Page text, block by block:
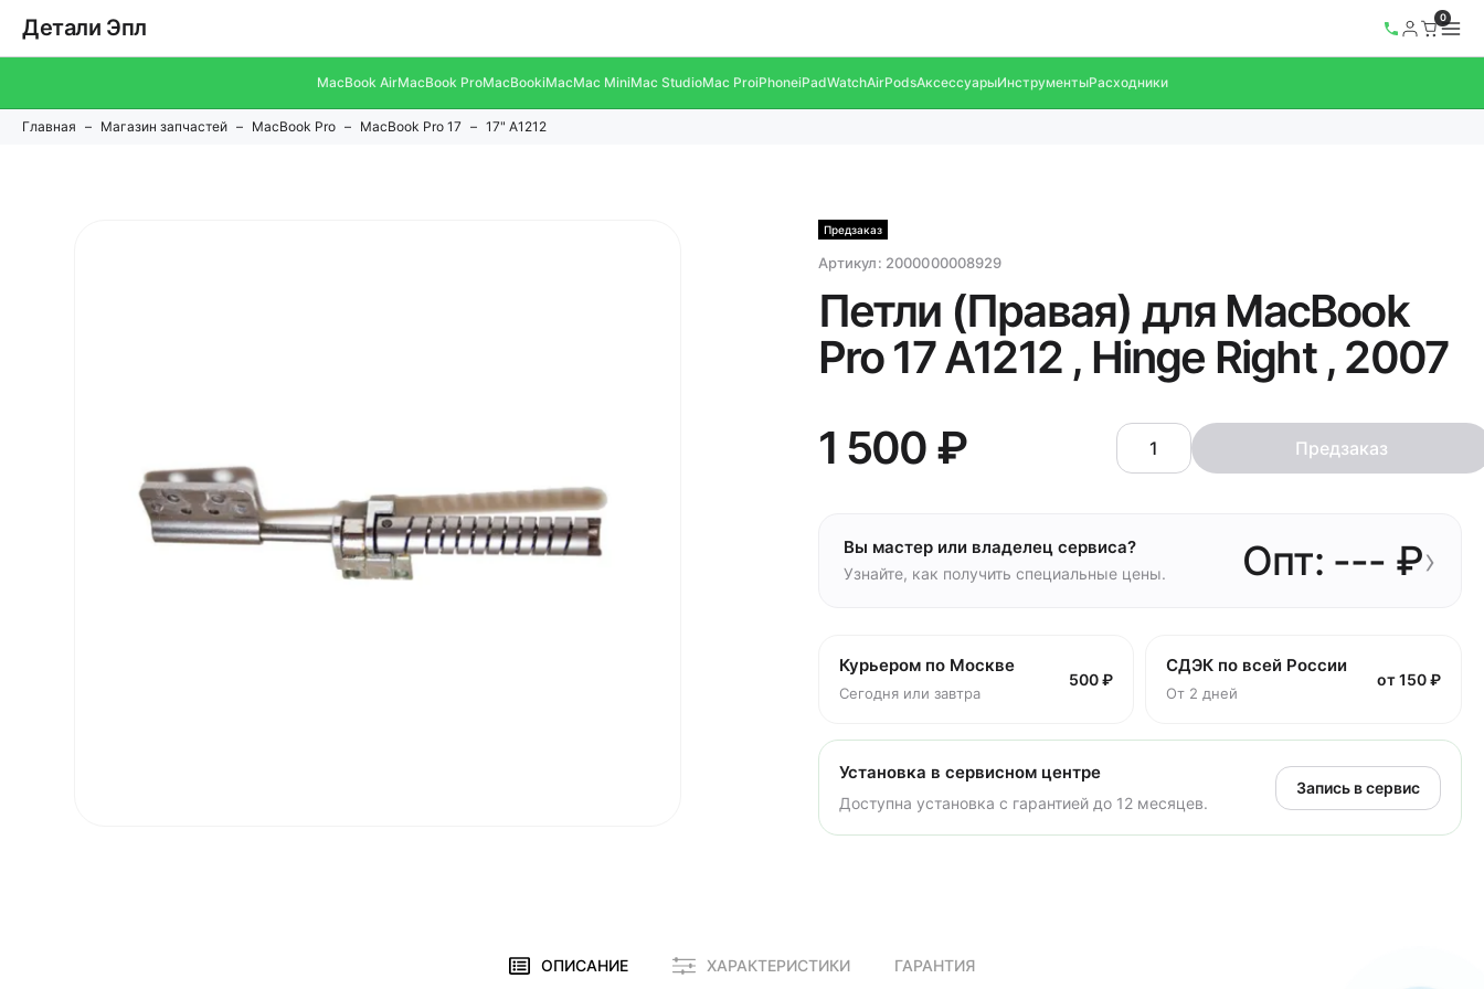
Детали Эпл 0
MacBook AirMacBook ProMacBookiMacMac MiniMac StudioMac ProiPhoneiPadWatchAirPodsАксессуарыИнструментыРасходники
Главная Магазин запчастей MacBook Pro MacBook Pro 17 17" A1212
Предзаказ
Артикул: 2000000008929
Петли (Правая) для MacBook
Pro 17 A1212 , Hinge Right , 2007
1 500 ₽
Предзаказ
Вы мастер или владелец сервиса?
Узнайте, как получить специальные цены. Опт: --- ₽›
Курьером по Москве
Сегодня или завтра
500 ₽
СДЭК по всей России
От 2 дней
от 150 ₽
Установка в сервисном центре
Доступна установка с гарантией до 12 месяцев.
Запись в сервис
ОПИСАНИЕ ХАРАКТЕРИСТИКИ ГАРАНТИЯ